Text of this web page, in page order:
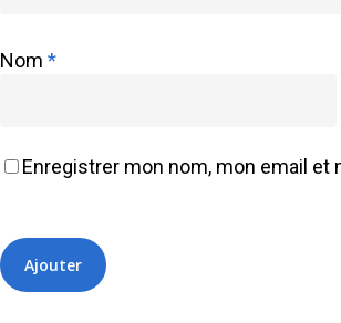
Nom *
Enregistrer mon nom, mon email